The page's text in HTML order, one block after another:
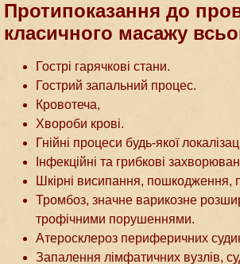
Протипоказання до
класичного масажу
Гострі гарячкові стани.
Гострий запальний процес.
Кровотеча,
Хвороби крові.
Гнійні процеси будь-якої
Інфекційні та грибкові
Шкірні висипання, пошкодження,
Тромбоз, значне варикозне
трофічними порушеннями.
Атеросклероз периферичних
Запалення лімфатичних вузлів,